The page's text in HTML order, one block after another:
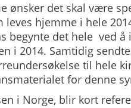
ønsker det skal være
hjemme i hele
begynte det hele ved
i 2014. Samtidig
til hele
for denne
i Norge, blir kort